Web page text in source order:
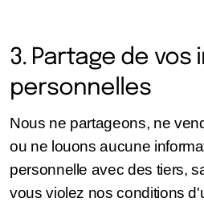
3. Partage de
personnelles
Nous ne partageons, ne
ou ne louons aucune
personnelle avec des tiers,
vous violez nos conditions